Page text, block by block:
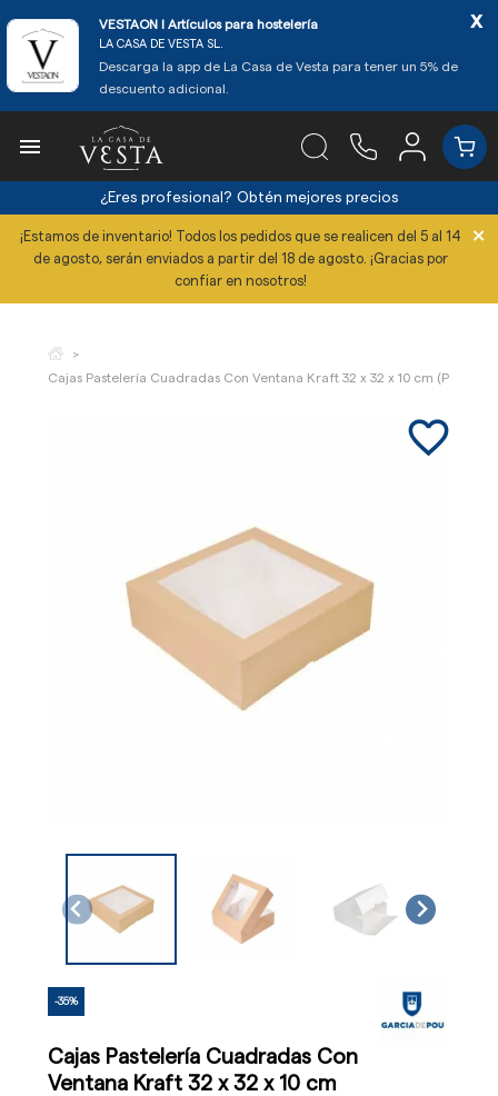
VESTAON l Artículos para hostelería
LA CASA DE VESTA SL.
Descarga la app de La Casa de Vesta para tener un 5% de
descuento adicional.
x

¿Eres profesional? Obtén mejores precios
¡Estamos de inventario! Todos los pedidos que se realicen del 5 al 14
de agosto, serán enviados a partir del 18 de agosto. ¡Gracias por
confiar en nosotros!
×
Cajas Pastelería Cuadradas Con Ventana Kraft 32 x 32 x 10 cm (Pack 50
favorite_border
-35%
Cajas Pastelería Cuadradas Con
Ventana Kraft 32 x 32 x 10 cm